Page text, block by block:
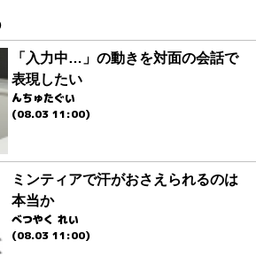
「入力中…」の動きを対面の会話で
表現したい
んちゅたぐい
(08.03 11:00)
ミンティアで汗がおさえられるのは
本当か
べつやく れい
(08.03 11:00)